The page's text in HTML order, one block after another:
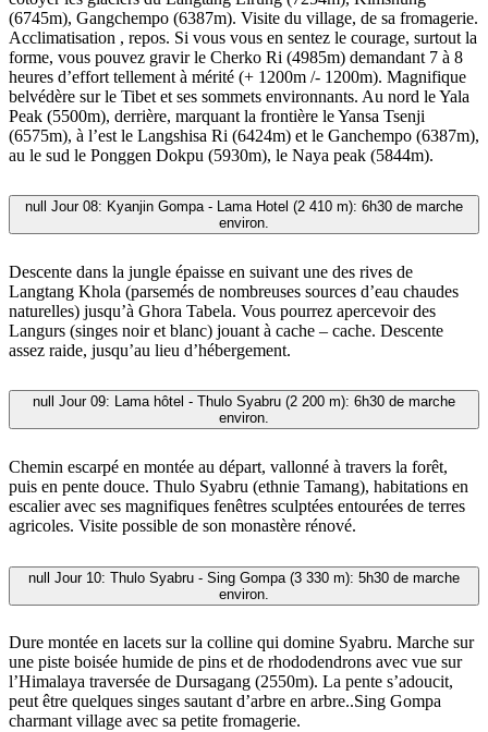
(6745m), Gangchempo (6387m). Visite du village, de sa fromagerie.
Acclimatisation , repos. Si vous vous en sentez le courage, surtout la
forme, vous pouvez gravir le Cherko Ri (4985m) demandant 7 à 8
heures d’effort tellement à mérité (+ 1200m /- 1200m). Magnifique
belvédère sur le Tibet et ses sommets environnants. Au nord le Yala
Peak (5500m), derrière, marquant la frontière le Yansa Tsenji
(6575m), à l’est le Langshisa Ri (6424m) et le Ganchempo (6387m),
au le sud le Ponggen Dokpu (5930m), le Naya peak (5844m).
null
Jour 08: Kyanjin Gompa - Lama Hotel (2 410 m): 6h30 de marche
environ.
Descente dans la jungle épaisse en suivant une des rives de
Langtang Khola (parsemés de nombreuses sources d’eau chaudes
naturelles) jusqu’à Ghora Tabela. Vous pourrez apercevoir des
Langurs (singes noir et blanc) jouant à cache – cache. Descente
assez raide, jusqu’au lieu d’hébergement.
null
Jour 09: Lama hôtel - Thulo Syabru (2 200 m): 6h30 de marche
environ.
Chemin escarpé en montée au départ, vallonné à travers la forêt,
puis en pente douce. Thulo Syabru (ethnie Tamang), habitations en
escalier avec ses magnifiques fenêtres sculptées entourées de terres
agricoles. Visite possible de son monastère rénové.
null Jour 10: Thulo Syabru - Sing Gompa (3 330 m): 5h30 de marche
environ.
Dure montée en lacets sur la colline qui domine Syabru. Marche sur
une piste boisée humide de pins et de rhododendrons avec vue sur
l’Himalaya traversée de Dursagang (2550m). La pente s’adoucit,
peut être quelques singes sautant d’arbre en arbre..Sing Gompa
charmant village avec sa petite fromagerie.